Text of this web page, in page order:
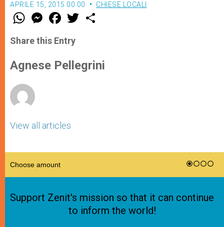
APRILE 15, 2015 00:00 CHIESE LOCALI
W
t
s
p
p
M
e
s
e
g
e
F
a
e
b
o
k
w
r
Share this Entry
Agnese Pellegrini
View all articles